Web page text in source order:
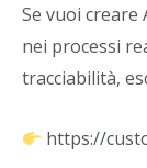
Se vuoi
nei processi
tracciabilità,
https://